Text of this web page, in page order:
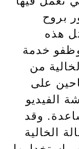
بروح
هذه
خدمة
من
على
الفيديو
وقد
الخالية